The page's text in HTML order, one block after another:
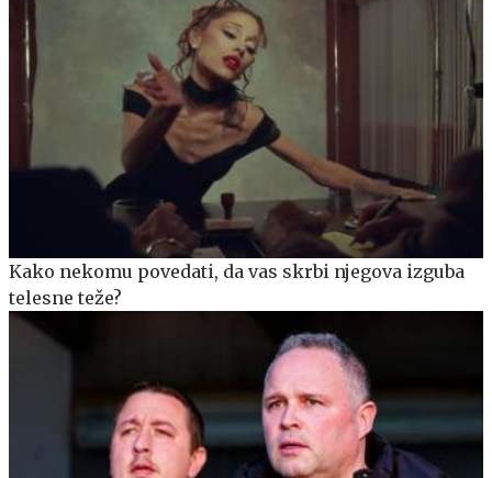
Kako nekomu povedati, da vas skrbi njegova izguba
telesne teže?